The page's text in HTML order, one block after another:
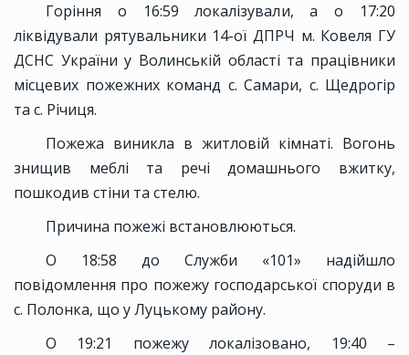
Горіння о 16:59 локалізували, а о 17:20
ліквідували рятувальники 14-ої ДПРЧ м. Ковеля ГУ
ДСНС України у Волинській області та працівники
місцевих пожежних команд с. Самари, с. Щедрогір
та с. Річиця.
Пожежа виникла в житловій кімнаті. Вогонь
знищив меблі та речі домашнього вжитку,
пошкодив стіни та стелю.
Причина пожежі встановлюються.
О 18:58 до Служби «101» надійшло
повідомлення про пожежу господарської споруди в
с. Полонка, що у Луцькому району.
О 19:21 пожежу локалізовано, 19:40 –